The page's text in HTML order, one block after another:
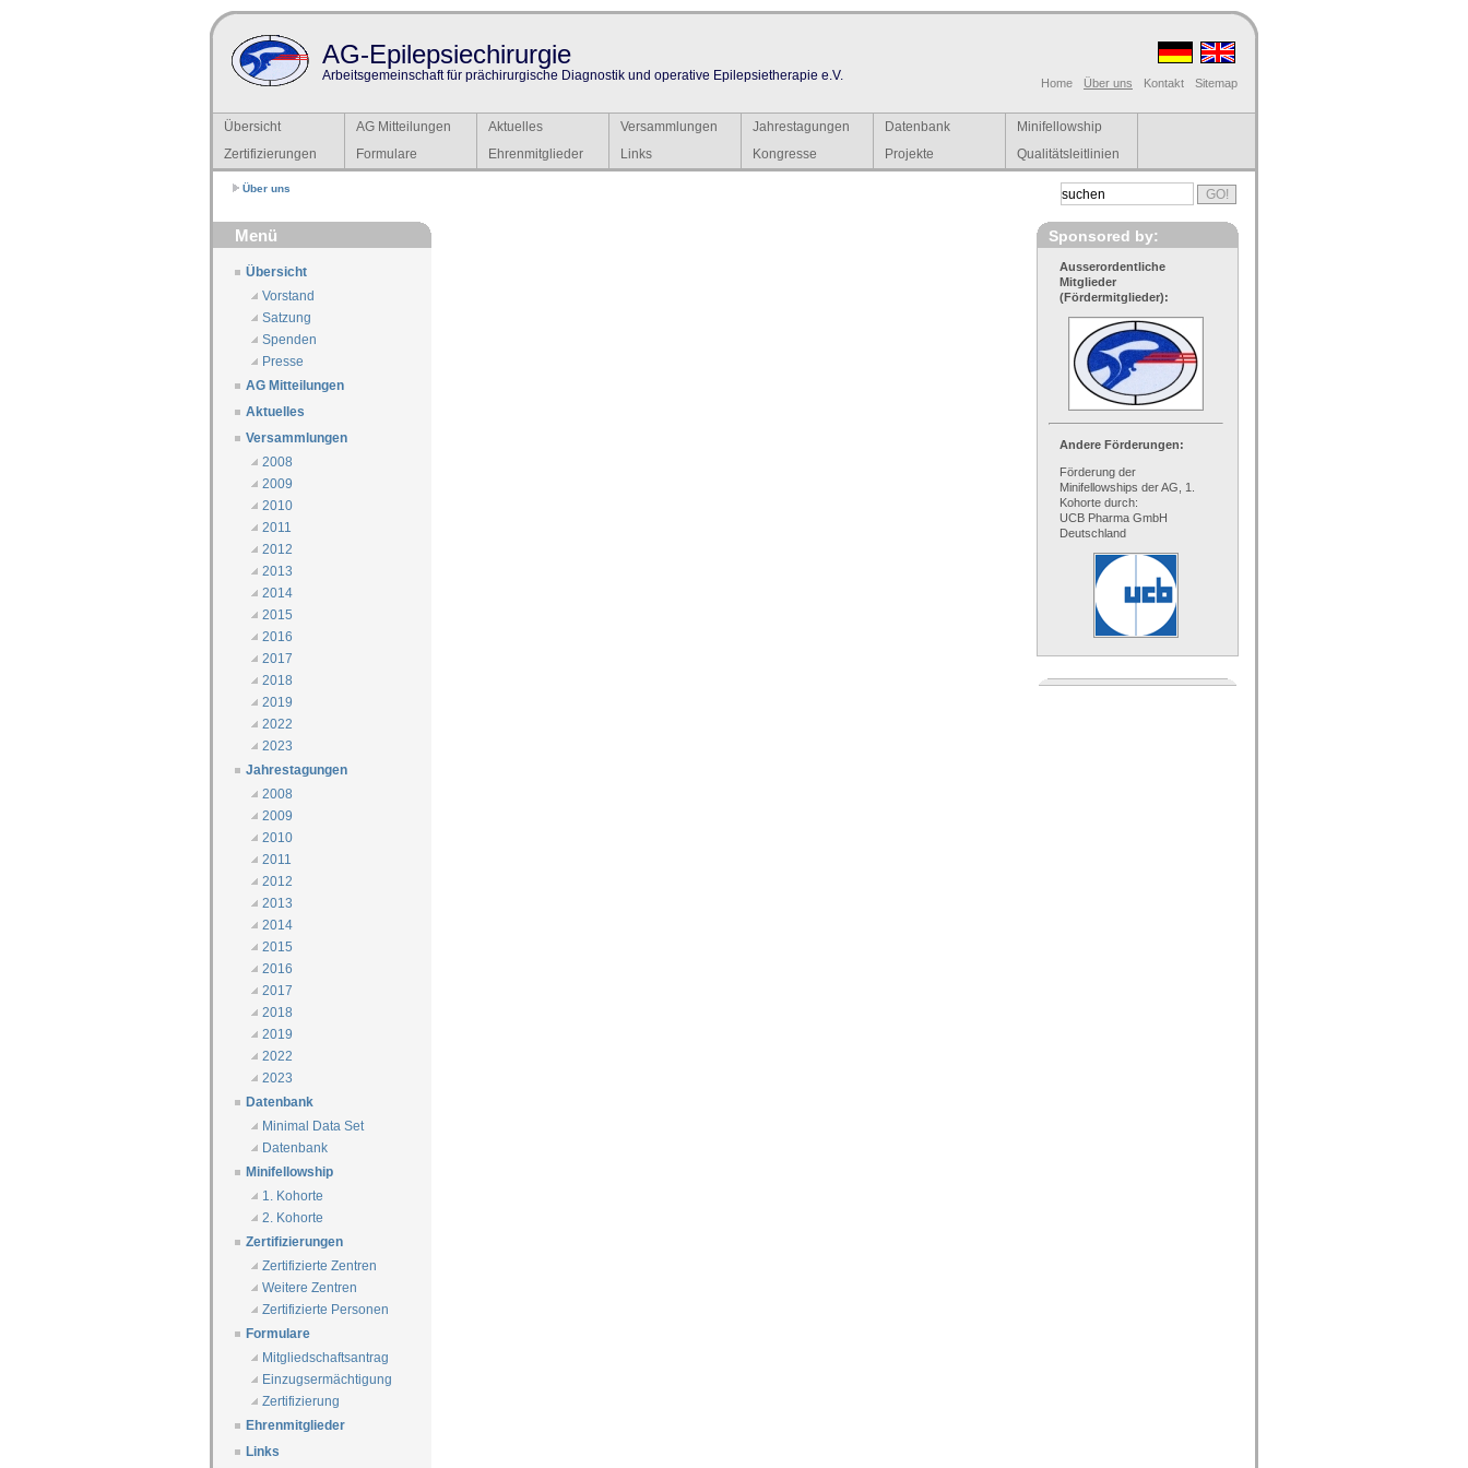
AG-Epilepsiechirurgie
Arbeitsgemeinschaft für prächirurgische Diagnostik und operative Epilepsietherapie e.V. Home Über uns Kontakt Sitemap
Übersicht AG Mitteilungen Aktuelles Versammlungen Jahrestagungen Datenbank
Minifellowship
Zertifizierungen
Formulare Ehrenmitglieder Links Kongresse Projekte Qualitätsleitlinien
Über uns
Menü
Übersicht
Vorstand
Satzung
Spenden
Presse
AG Mitteilungen
Aktuelles
Versammlungen
2008
2009
2010
2011
2012
2013
2014
2015
2016
2017
2018
2019
2022
2023
Jahrestagungen
2008
2009
2010
2011
2012
2013
2014
2015
2016
2017
2018
2019
2022
2023
Datenbank
Minimal Data Set
Datenbank
Minifellowship
1. Kohorte
2. Kohorte
Zertifizierungen
Zertifizierte Zentren
Weitere Zentren
Zertifizierte Personen
Formulare
Mitgliedschaftsantrag
Einzugsermächtigung
Zertifizierung
Ehrenmitglieder
Links
Sponsored by:
Ausserordentliche
Mitglieder
(Fördermitglieder):
Andere Förderungen:
Förderung der
Minifellowships der AG, 1.
Kohorte durch:
UCB Pharma GmbH
Deutschland